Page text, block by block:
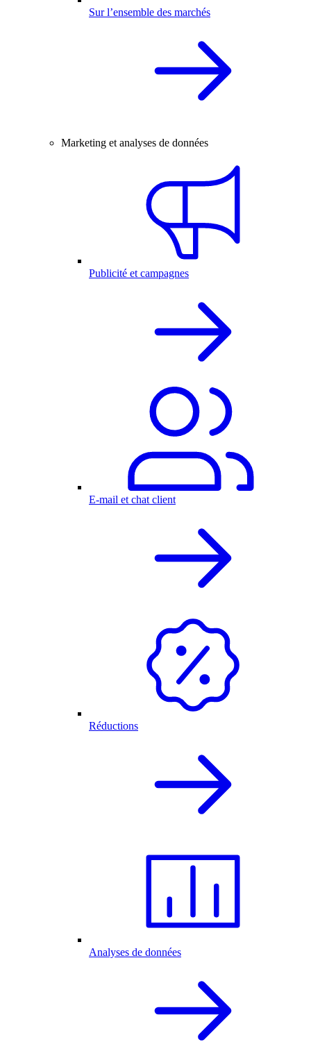
Sur l’ensemble des marchés
Marketing et analyses de données
Publicité et campagnes
E-mail et chat client
Réductions
Analyses de données